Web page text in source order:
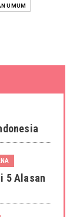
UMUM
5 Alasan